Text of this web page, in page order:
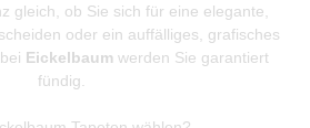
gleich, ob Sie sich für eine elegante,
oder ein auffälliges, grafisches
Eickelbaum werden Sie garantiert
fündig.